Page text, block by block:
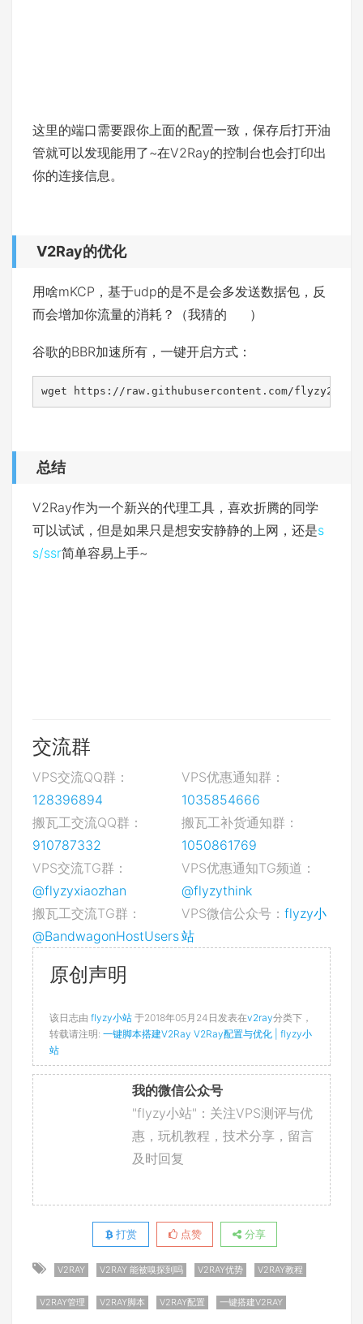
这里的端口需要跟你上面的配置一致，保存后打开油
管就可以发现能用了~在V2Ray的控制台也会打印出
你的连接信息。
V2Ray的优化
用啥mKCP，基于udp的是不是会多发送数据包，反
而会增加你流量的消耗？（我猜的
）
谷歌的BBR加速所有，一键开启方式：
wget https://raw.githubusercontent.com/
总结
V2Ray作为一个新兴的代理工具，喜欢折腾的同学
可以试试，但是如果只是想安安静静的上网，还是s
s/ssr简单容易上手~
交流群
VPS交流QQ群：
128396894
VPS优惠通知群：
1035854666
搬瓦工交流QQ群：
910787332
搬瓦工补货通知群：
1050861769
VPS交流TG群：
@flyzyxiaozhan
VPS优惠通知TG频道：
@flyzythink
搬瓦工交流TG群：
@BandwagonHostUsers
VPS微信公众号： flyzy小
站
原创声明
该日志由 flyzy小站 于2018年05月24日发表在v2ray分类下，
转载请注明: 一键脚本搭建V2Ray V2Ray配置与优化 | flyzy小
站
我的微信公众号
"flyzy小站"：关注VPS测评与优
惠，玩机教程，技术分享，留言
及时回复
打赏 点赞 分享
V2RAY V2RAY 能被嗅探到吗 V2RAY优势 V2RAY教程
V2RAY管理 V2RAY脚本 V2RAY配置 一键搭建V2RAY